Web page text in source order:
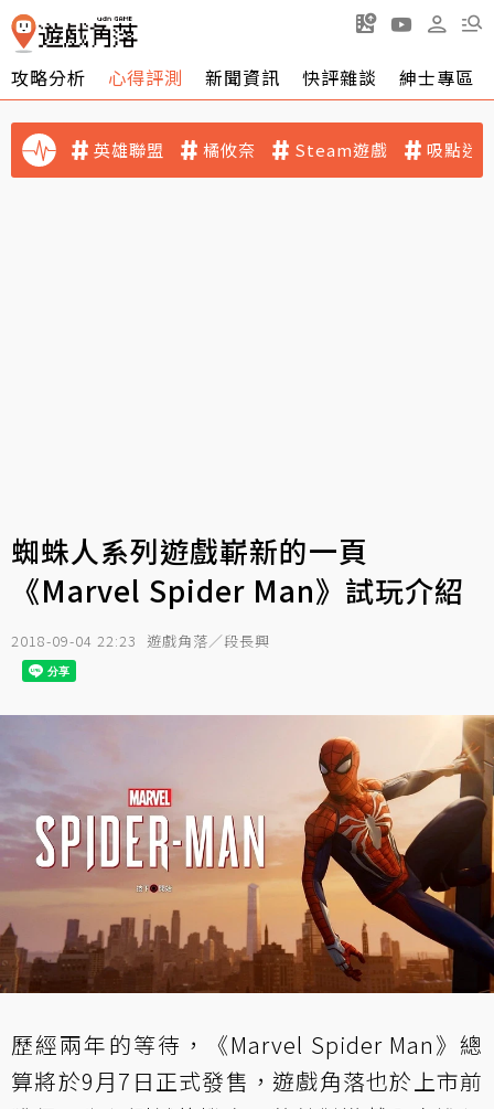
攻略分析 心得評測 新聞資訊 快評雜談 紳士專區
英雄聯盟 橘攸奈 Steam遊戲 吸點迷
蜘蛛人系列遊戲嶄新的一頁
《Marvel Spider Man》試玩介紹
2018-09-04 22:23 遊戲角落／段長興
歷經兩年的等待，《Marvel Spider Man》總
算將於9月7日正式發售，遊戲角落也於上市前